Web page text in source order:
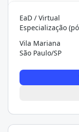
EaD / Virtual
Vila Mariana
São Paulo/SP